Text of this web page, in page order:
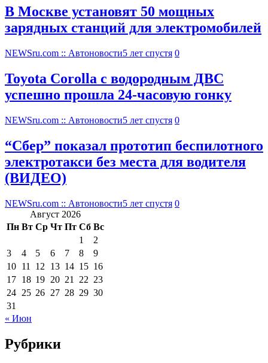
В Москве установят 50 мощных
зарядных станций для электромобилей
NEWSru.com :: Автоновости5 лет спустя 0
Toyota Corolla с водородным ДВС
успешно прошла 24-часовую гонку
NEWSru.com :: Автоновости5 лет спустя 0
“Сбер” показал прототип беспилотного
электротакси без места для водителя
(ВИДЕО)
NEWSru.com :: Автоновости5 лет спустя 0
Август 2026
Пн Вт Ср Чт Пт Сб Вс
1
2
3
4 5 6 7 8
9
10 11 12 13 14 15 16
17 18 19 20 21 22 23
24 25 26 27 28 29 30
31
« Июн
Рубрики